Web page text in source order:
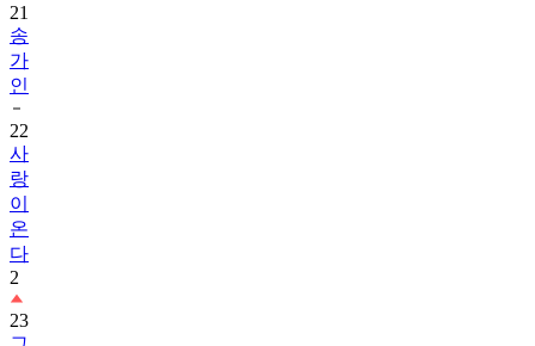
21
송
가
인
22
사
랑
이
온
다
2
23